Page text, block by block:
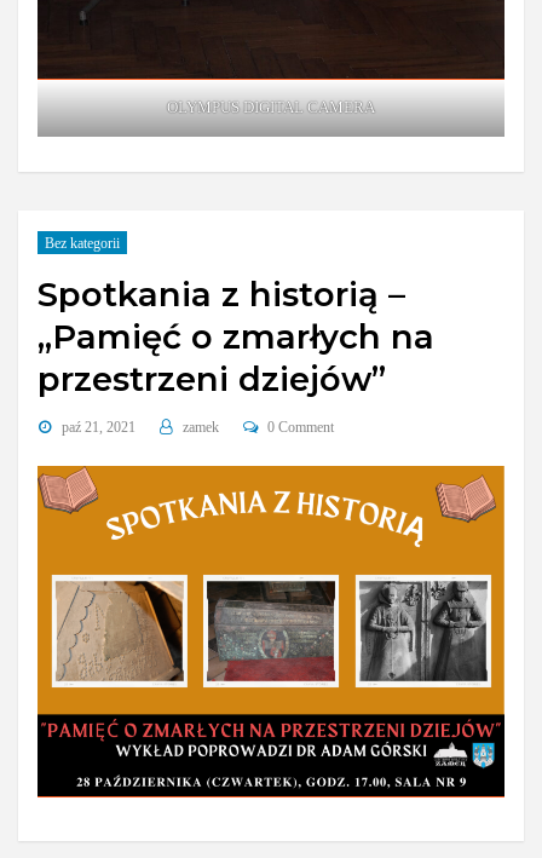
OLYMPUS DIGITAL CAMERA
Bez kategorii
Spotkania z historią –
„Pamięć o zmarłych na
przestrzeni dziejów”
paź 21, 2021 zamek 0 Comment